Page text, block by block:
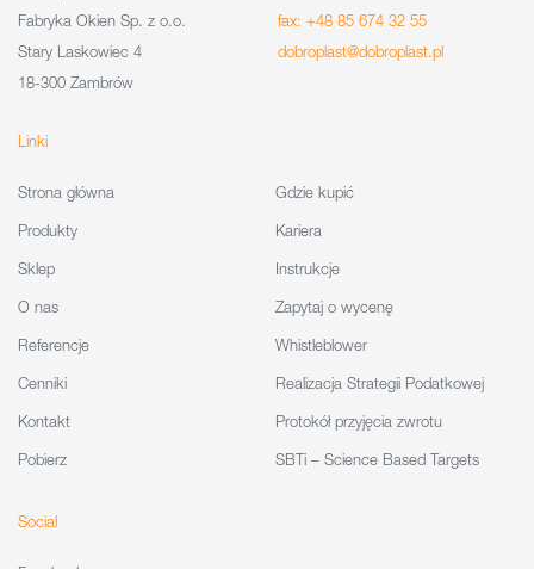
Fabryka Okien Sp. z o.o.
Stary Laskowiec 4
18-300 Zambrów
fax: +48 85 674 32 55
dobroplast@dobroplast.pl
Linki
Strona główna
Produkty
Sklep
O nas
Referencje
Cenniki
Kontakt
Pobierz
Gdzie kupić
Kariera
Instrukcje
Zapytaj o wycenę
Whistleblower
Realizacja Strategii Podatkowej
Protokół przyjęcia zwrotu
SBTi – Science Based Targets
Social